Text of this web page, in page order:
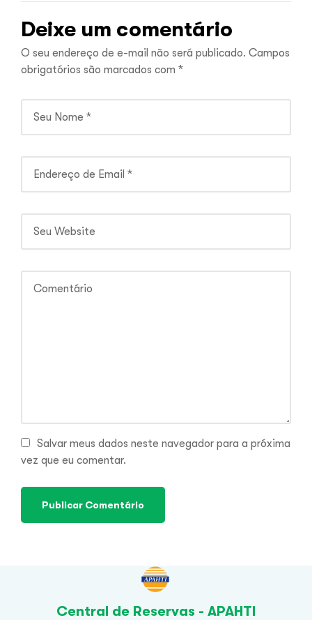
Deixe um comentário
O seu endereço de e-mail não será publicado. Campos
obrigatórios são marcados com *
Salvar meus dados neste navegador para a próxima
vez que eu comentar.
Central de Reservas - APAHTI